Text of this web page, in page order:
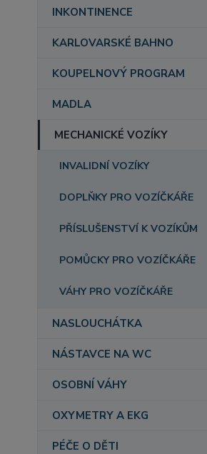
INKONTINENCE
KARLOVARSKÉ BAHNO
KOUPELNOVÝ PROGRAM
MADLA
MECHANICKÉ VOZÍKY
INVALIDNÍ VOZÍKY
DOPLŇKY PRO VOZÍČKÁŘE
PŘÍSLUŠENSTVÍ K VOZÍKŮM
POMŮCKY PRO VOZÍČKÁŘE
VÁHY PRO VOZÍČKÁŘE
NASLOUCHÁTKA
NÁSTAVCE NA WC
OSOBNÍ VÁHY
OXYMETRY A EKG
PÉČE O DĚTI